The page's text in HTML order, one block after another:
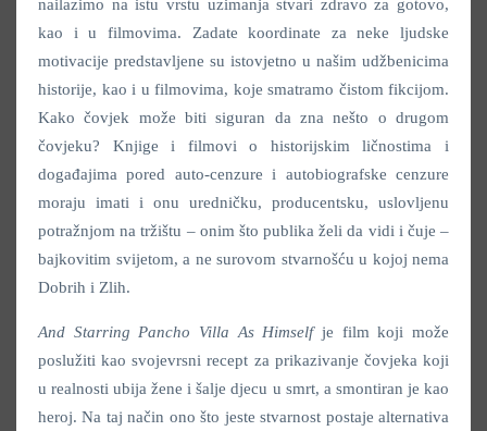
nailazimo na istu vrstu uzimanja stvari zdravo za gotovo,
kao i u filmovima. Zadate koordinate za neke ljudske
motivacije predstavljene su istovjetno u našim udžbenicima
historije, kao i u filmovima, koje smatramo čistom fikcijom.
Kako čovjek može biti siguran da zna nešto o drugom
čovjeku? Knjige i filmovi o historijskim ličnostima i
događajima pored auto-cenzure i autobiografske cenzure
moraju imati i onu uredničku, producentsku, uslovljenu
potražnjom na tržištu – onim što publika želi da vidi i čuje –
bajkovitim svijetom, a ne surovom stvarnošću u kojoj nema
Dobrih i Zlih.
And Starring Pancho Villa As Himselfje film koji može
poslužiti kao svojevrsni recept za prikazivanje čovjeka koji
u realnosti ubija žene i šalje djecu u smrt, a smontiran je kao
heroj. Na taj način ono što jeste stvarnost postaje alternativa